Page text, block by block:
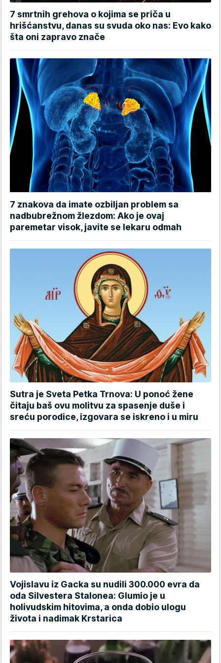
7 smrtnih grehova o kojima se priča u
hrišćanstvu, danas su svuda oko nas: Evo kako
šta oni zapravo znače
7 znakova da imate ozbiljan problem sa
nadbubrežnom žlezdom: Ako je ovaj
paremetar visok, javite se lekaru odmah
Sutra je Sveta Petka Trnova: U ponoć žene
čitaju baš ovu molitvu za spasenje duše i
sreću porodice, izgovara se iskreno i u miru
Vojislavu iz Gacka su nudili 300.000 evra da
oda Silvestera Stalonea: Glumio je u
holivudskim hitovima, a onda dobio ulogu
života i nadimak Krstarica